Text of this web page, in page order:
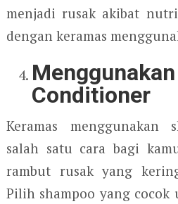
menjadi rusak akibat
dengan keramas
Conditioner
Keramas menggunakan
salah satu cara bagi
rambut rusak yang
Pilih shampoo yang cocok